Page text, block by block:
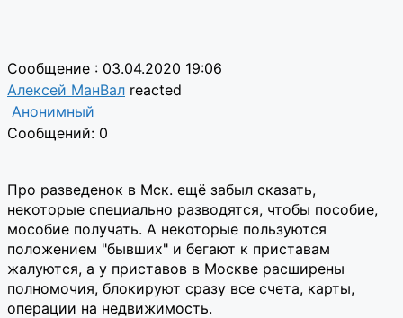
Сообщение : 03.04.2020 19:06
Алексей МанВал reacted
Анонимный
Сообщений: 0
Про разведенок в Мск. ещё забыл сказать,
некоторые специально разводятся, чтобы пособие,
мособие получать. А некоторые пользуются
положением "бывших" и бегают к приставам
жалуются, а у приставов в Москве расширены
полномочия, блокируют сразу все счета, карты,
операции на недвижимость.